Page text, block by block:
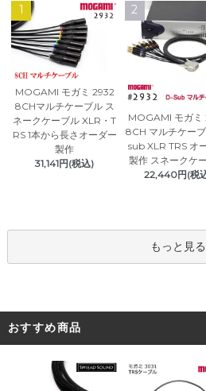
1
MOGAMI モガミ 2932
8CHマルチケーブル ス
ネークケーブル XLR・T
RS 1本から長さオーダー
製作
31,141円(税込)
2
MOGAMI モガミ
8CH マルチケー
sub XLR TRS オ
製作 スネークケ
22,440円(税
もっと見る
おすすめ商品